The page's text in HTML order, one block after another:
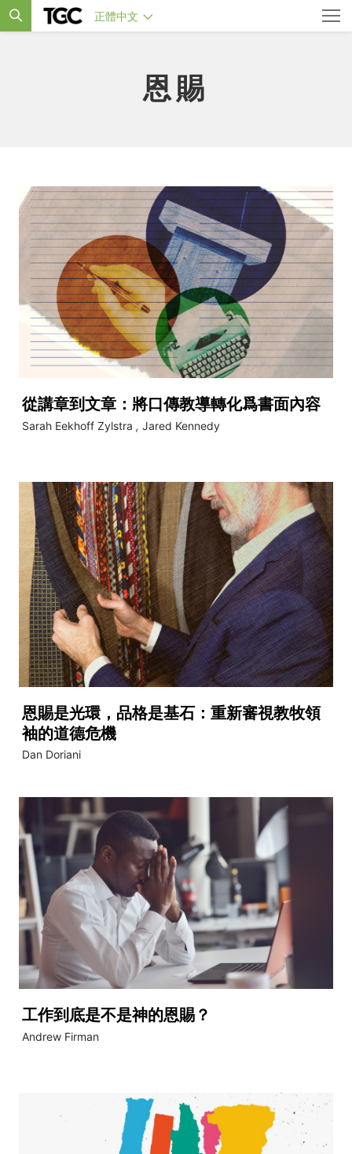
正體中文
恩賜
從講章到文章：將口傳教導轉化爲書面內容
Sarah Eekhoff Zylstra , Jared Kennedy
恩賜是光環，品格是基石：重新審視教牧領
袖的道德危機
Dan Doriani
工作到底是不是神的恩賜？
Andrew Firman